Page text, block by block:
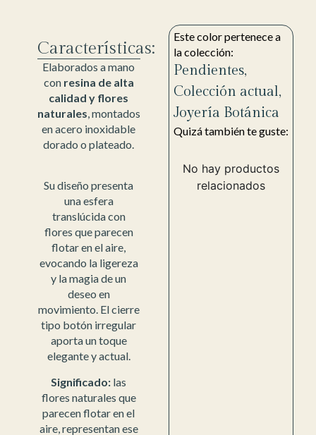
Características:
Elaborados a mano
con resina de alta
calidad y flores
naturales, montados
en acero inoxidable
dorado o plateado.
Su diseño presenta
una esfera
translúcida con
flores que parecen
flotar en el aire,
evocando la ligereza
y la magia de un
deseo en
movimiento. El cierre
tipo botón irregular
aporta un toque
elegante y actual.
Significado: las
flores naturales que
parecen flotar en el
aire, representan ese
Este color pertenece a
la colección:
Pendientes,
Colección actual,
Joyería Botánica
Quizá también te guste:
No hay productos
relacionados